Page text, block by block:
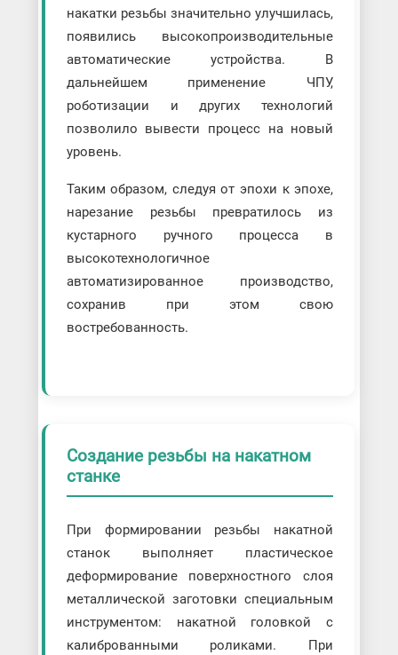
накатки резьбы значительно улучшилась,
появились высокопроизводительные
автоматические устройства. В
дальнейшем применение ЧПУ,
роботизации и других технологий
позволило вывести процесс на новый
уровень.
Таким образом, следуя от эпохи к эпохе,
нарезание резьбы превратилось из
кустарного ручного процесса в
высокотехнологичное
автоматизированное производство,
сохранив при этом свою
востребованность.
Создание резьбы на накатном
станке
При формировании резьбы накатной
станок выполняет пластическое
деформирование поверхностного слоя
металлической заготовки специальным
инструментом: накатной головкой с
калиброванными роликами. При